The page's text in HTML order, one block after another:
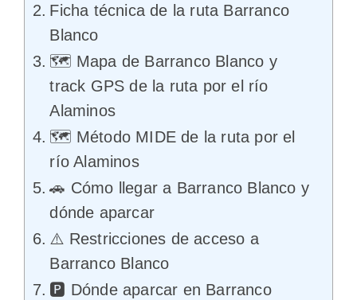
Ficha técnica de la ruta Barranco
Blanco
🗺️ Mapa de Barranco Blanco y
track GPS de la ruta por el río
Alaminos
🗺️ Método MIDE de la ruta por el
río Alaminos
🚗 Cómo llegar a Barranco Blanco y
dónde aparcar
⚠️ Restricciones de acceso a
Barranco Blanco
🅿️ Dónde aparcar en Barranco